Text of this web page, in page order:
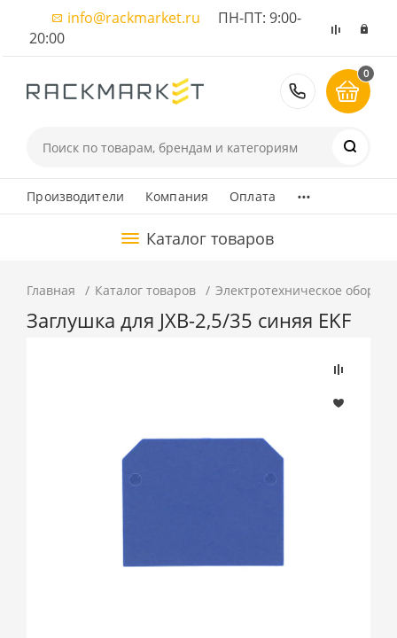
info@rackmarket.ru ПН-ПТ: 9:00-
20:00
8 (495)
0
Производители Компания Оплата ...
Каталог товаров
Главная Каталог товаров Электротехническое
Заглушка для JXB-2,5/35 синяя EKF